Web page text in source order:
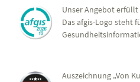
Unser Angebot erfüllt
Das afgis-Logo steht
Auszeichnung „Von